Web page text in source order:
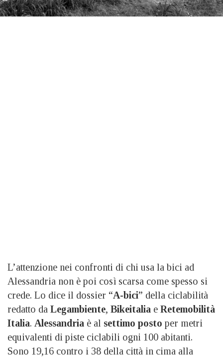
L’attenzione nei confronti di chi usa la bici ad
Alessandria non è poi così scarsa come spesso si
crede. Lo dice il dossier “A-bici” della ciclabilità
redatto da Legambiente, Bikeitalia e Retemobilità
Italia. Alessandria è al settimo posto per metri
equivalenti di piste ciclabili ogni 100 abitanti.
Sono 19,16 contro i 38 della città in cima alla